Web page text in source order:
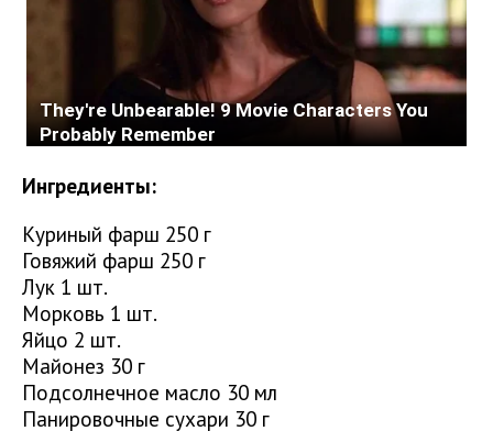
Ингредиенты:
Куриный фарш 250 г
Говяжий фарш 250 г
Лук 1 шт.
Морковь 1 шт.
Яйцо 2 шт.
Майонез 30 г
Подсолнечное масло 30 мл
Панировочные сухари 30 г